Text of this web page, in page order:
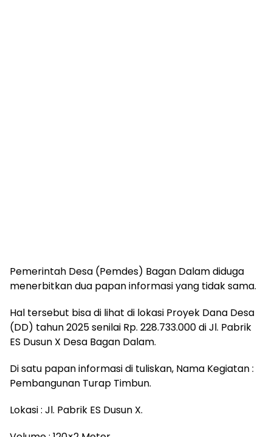
Pemerintah Desa (Pemdes) Bagan Dalam diduga
menerbitkan dua papan informasi yang tidak sama.
Hal tersebut bisa di lihat di lokasi Proyek Dana Desa
(DD) tahun 2025 senilai Rp. 228.733.000 di Jl. Pabrik
ES Dusun X Desa Bagan Dalam.
Di satu papan informasi di tuliskan, Nama Kegiatan :
Pembangunan Turap Timbun.
Lokasi : Jl. Pabrik ES Dusun X.